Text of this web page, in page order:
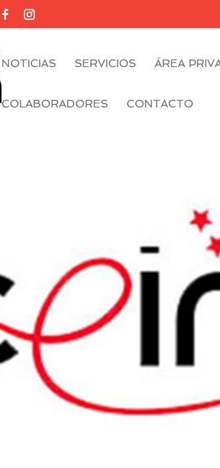
NOTICIAS SERVICIOS ÁREA
COLABORADORES CONTACTO